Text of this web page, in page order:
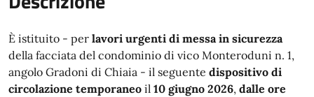
È istituito - per lavori urgenti di messa in sicurezza
della facciata del condominio di vico Monteroduni n. 1,
angolo Gradoni di Chiaia - il seguente dispositivo di
circolazione temporaneo il 10 giugno 2026, dalle ore